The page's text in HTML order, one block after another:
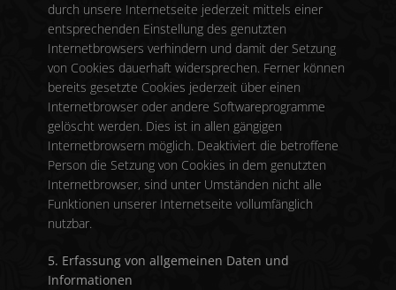
durch unsere Internetseite jederzeit mittels einer
entsprechenden Einstellung des genutzten
Internetbrowsers verhindern und damit der Setzung
von Cookies dauerhaft widersprechen. Ferner können
bereits gesetzte Cookies jederzeit über einen
Internetbrowser oder andere Softwareprogramme
gelöscht werden. Dies ist in allen gängigen
Internetbrowsern möglich. Deaktiviert die betroffene
Person die Setzung von Cookies in dem genutzten
Internetbrowser, sind unter Umständen nicht alle
Funktionen unserer Internetseite vollumfänglich
nutzbar.
5. Erfassung von allgemeinen Daten und
Informationen